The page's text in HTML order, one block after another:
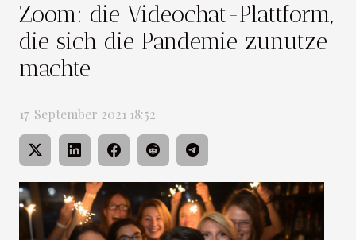
Zoom: die Videochat-Plattform,
die sich die Pandemie zunutze
machte
17. September 2021 18:52